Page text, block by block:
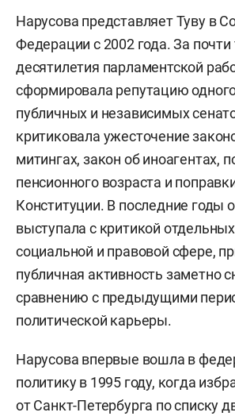
Нарусова представляет Туву в
Федерации с 2002 года. За почти
десятилетия парламентской
сформировала репутацию
публичных и независимых
критиковала ужесточение
митингах, закон об иноагентах,
пенсионного возраста и
Конституции. В последние годы
выступала с критикой
социальной и правовой сфере,
публичная активность заметно
сравнению с предыдущими
политической карьеры.
Нарусова впервые вошла в
политику в 1995 году, когда
от Санкт-Петербурга по списку